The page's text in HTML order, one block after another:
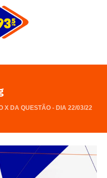
X DA QUESTÃO - DIA 22/03/22